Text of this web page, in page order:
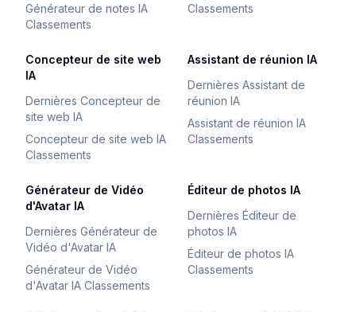
Générateur de notes IA
Classements
Classements
Concepteur de site web
IA
Dernières Concepteur de
site web IA
Concepteur de site web IA
Classements
Assistant de réunion IA
Dernières Assistant de
réunion IA
Assistant de réunion IA
Classements
Générateur de Vidéo
d'Avatar IA
Dernières Générateur de
Vidéo d'Avatar IA
Générateur de Vidéo
d'Avatar IA Classements
Éditeur de photos IA
Dernières Éditeur de
photos IA
Éditeur de photos IA
Classements